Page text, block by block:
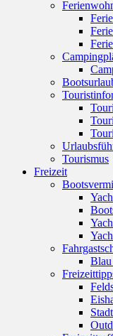
Tourismus
Freizeit
Blau